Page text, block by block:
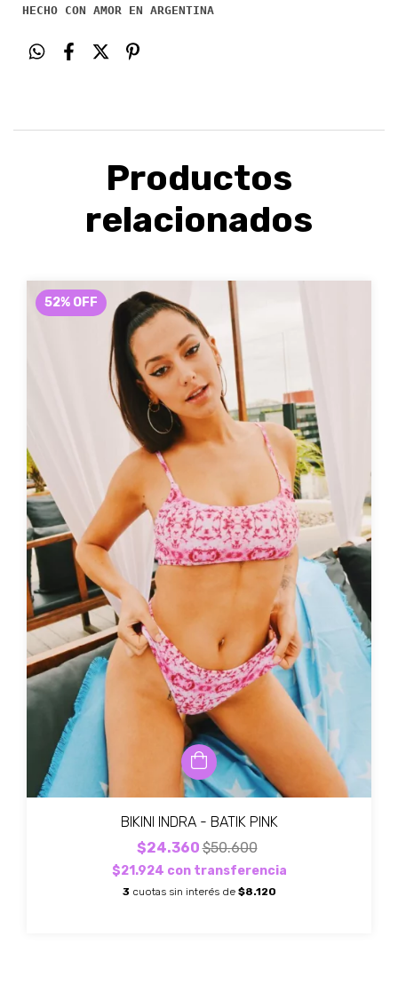
HECHO CON AMOR EN ARGENTINA
Productos
relacionados
52% OFF
BIKINI INDRA - BATIK PINK
$24.360$50.600
$21.924 con transferencia
3 cuotas sin interés de $8.120